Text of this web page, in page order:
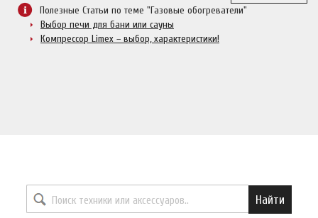
Полезные Статьи по теме "Газовые обогреватели"
Выбор печи для бани или сауны
Компрессор Limex – выбор, характеристики!
Найти